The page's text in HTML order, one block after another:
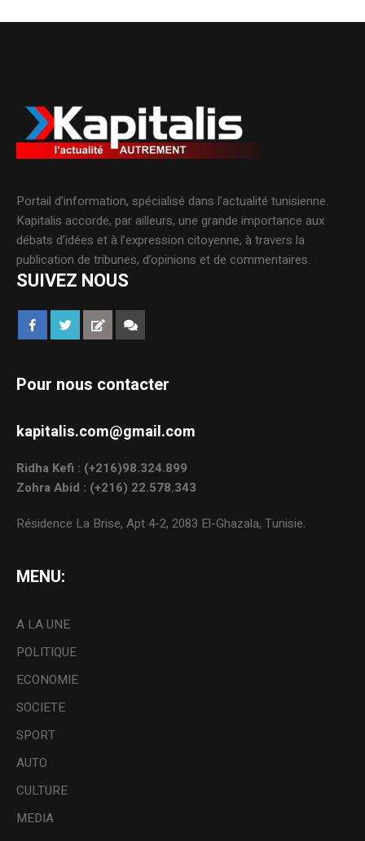
Portail d’information, spécialisé dans l’actualité tunisienne.
Kapitalis accorde, par ailleurs, une grande importance aux
débats d’idées et à l’expression citoyenne, à travers la
publication de tribunes, d’opinions et de commentaires.
SUIVEZ NOUS
Pour nous contacter
kapitalis.com@gmail.com
Ridha Kefi : (+216)98.324.899
Zohra Abid : (+216) 22.578.343
Résidence La Brise, Apt 4-2, 2083 El-Ghazala, Tunisie.
MENU:
A LA UNE
POLITIQUE
ECONOMIE
SOCIETE
SPORT
AUTO
CULTURE
MEDIA